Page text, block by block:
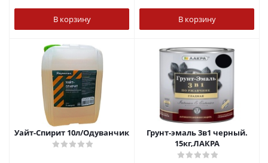
В корзину В корзину
Уайт-Спирит 10л/Одуванчик
Грунт-эмаль 3в1 черный.
15кг,ЛАКРА